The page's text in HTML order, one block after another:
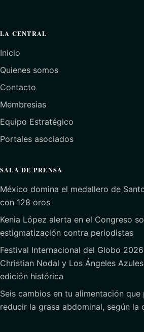
LA CENTRAL
Inicio
Quienes somos
Contacto
Membresias
Equipo Estratégico
Portales asociados
SALA DE PRENSA
México domina el medallero de
con 128 oros
Kenia López alerta en el Congreso
estigmatización contra periodistas
Festival Internacional del Globo
Christian Nodal y Los Ángeles
edición histórica
Seis cambios en tu alimentación
reducir la grasa abdominal, según la